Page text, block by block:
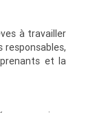
à travailler
responsables,
et la